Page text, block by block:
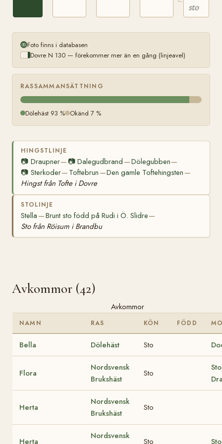
sto
Foto finns i databasen
Dovre N 130 — förekommer mer än en gång (linjeavel)
RASSAMMANSÄTTNING
Dölehäst 93 % Okänd 7 %
HINGSTLINJE
📷 Draupner— 📷Dalegudbrand —Dölegubben—
📷 Sterkoder— Toftebrun —Den gamle Toftehingsten —
Hingst från Tofte i Dovre
STOLINJE
Stella —Brunt sto född på Rudi i Ö. Slidre—
Sto från Röisum i Brandbu
Avkommor (42)
Avkommor
NAMN RAS KÖN FÖDD
Bella Dölehäst Sto
Flora
Nordsvensk
Brukshäst
Sto
Herta
Nordsvensk
Brukshäst
Sto
Herta
Nordsvensk
Sto